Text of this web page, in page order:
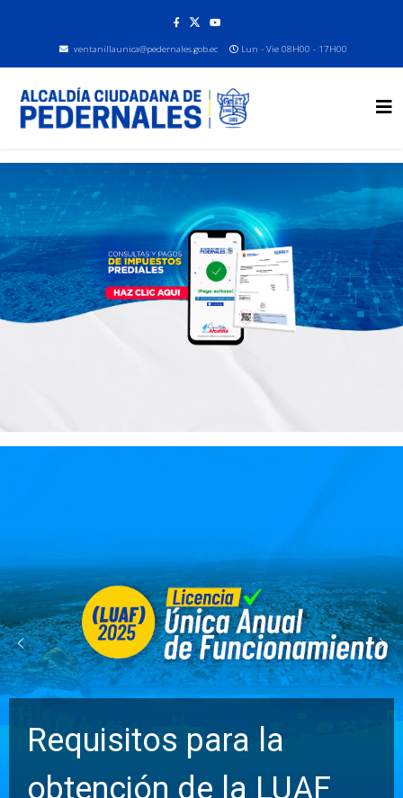
ventanillaunica@pedernales.gob.ec Lun - Vie 08H00 - 17H00
para la
de la LUAF